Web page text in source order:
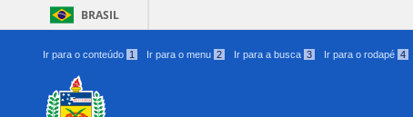
BRASIL
Ir para o conteúdo 1 Ir para o menu 2 Ir para a busca 3 Ir para o rodapé 4